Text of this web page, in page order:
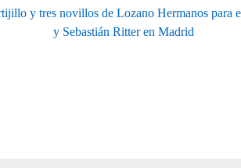
y tres novillos de Lozano Hermanos para
y Sebastián Ritter en Madrid